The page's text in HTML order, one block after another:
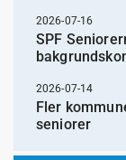
2026-07-16
SPF
2026-07-14
Fler
seniorer